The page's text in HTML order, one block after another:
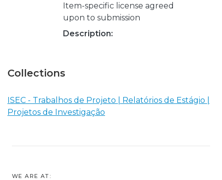
Item-specific license agreed
upon to submission
Description:
Collections
ISEC - Trabalhos de Projeto | Relatórios de Estágio |
Projetos de Investigação
WE ARE AT: